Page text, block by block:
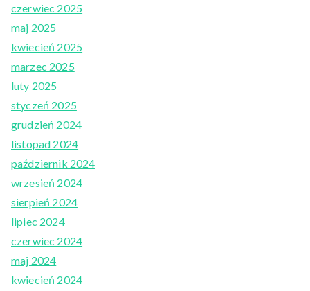
czerwiec 2025
maj 2025
kwiecień 2025
marzec 2025
luty 2025
styczeń 2025
grudzień 2024
listopad 2024
październik 2024
wrzesień 2024
sierpień 2024
lipiec 2024
czerwiec 2024
maj 2024
kwiecień 2024